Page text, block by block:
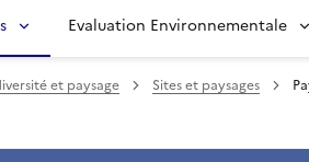
Evaluation Environnementale
et paysage Sites et paysages